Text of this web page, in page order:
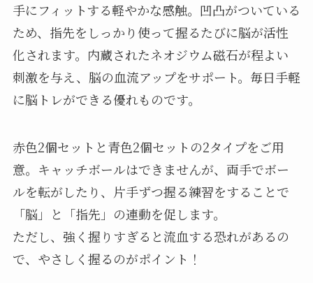
手にフィットする軽やかな感触。凹凸がついている
ため、指先をしっかり使って握るたびに脳が活性
化されます。内蔵されたネオジウム磁石が程よい
刺激を与え、脳の血流アップをサポート。毎日手軽
に脳トレができる優れものです。
赤色2個セットと青色2個セットの2タイプをご用
意。キャッチボールはできませんが、両手でボー
ルを転がしたり、片手ずつ握る練習をすることで
「脳」と「指先」の連動を促します。
ただし、強く握りすぎると流血する恐れがあるの
で、やさしく握るのがポイント！